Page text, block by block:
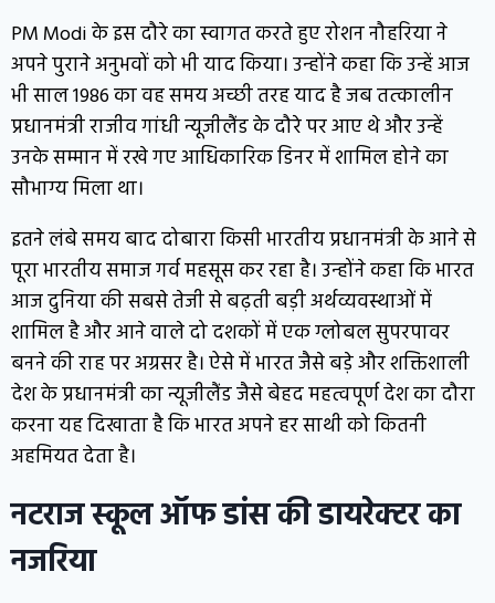
PM Modi के इस दौरे का स्वागत करते हुए रोशन नौहरिया ने
अपने पुराने अनुभवों को भी याद किया। उन्होंने कहा कि उन्हें आज
भी साल 1986 का वह समय अच्छी तरह याद है जब तत्कालीन
प्रधानमंत्री राजीव गांधी न्यूजीलैंड के दौरे पर आए थे और उन्हें
उनके सम्मान में रखे गए आधिकारिक डिनर में शामिल होने का
सौभाग्य मिला था।
इतने लंबे समय बाद दोबारा किसी भारतीय प्रधानमंत्री के आने से
पूरा भारतीय समाज गर्व महसूस कर रहा है। उन्होंने कहा कि भारत
आज दुनिया की सबसे तेजी से बढ़ती बड़ी अर्थव्यवस्थाओं में
शामिल है और आने वाले दो दशकों में एक ग्लोबल सुपरपावर
बनने की राह पर अग्रसर है। ऐसे में भारत जैसे बड़े और शक्तिशाली
देश के प्रधानमंत्री का न्यूजीलैंड जैसे बेहद महत्वपूर्ण देश का दौरा
करना यह दिखाता है कि भारत अपने हर साथी को कितनी
अहमियत देता है।
नटराज स्कूल ऑफ डांस की डायरेक्टर का
नजरिया